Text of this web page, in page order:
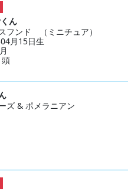
ん
フンド （ミニチュア）
月15日生
ズ & ポメラニアン